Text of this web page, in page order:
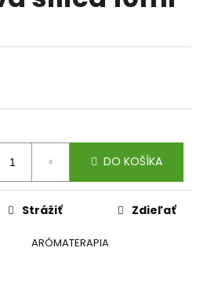
DO KOŠÍKA
ARÓMATERAPIA
Strážiť Zdieľať